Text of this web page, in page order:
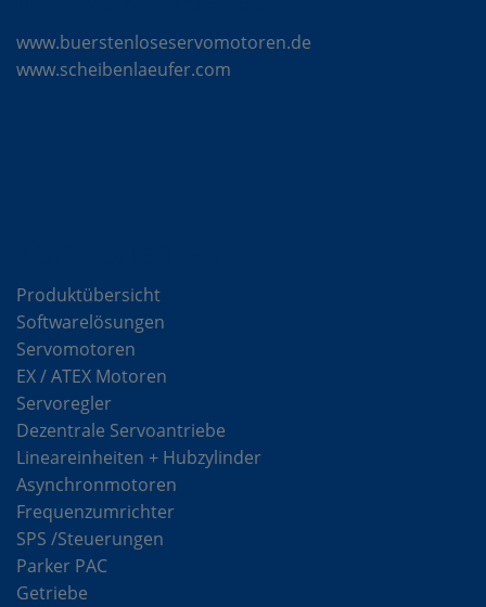
www.buerstenloseservomotoren.de
www.scheibenlaeufer.com
Produktübersicht
Softwarelösungen
Servomotoren
EX / ATEX Motoren
Servoregler
Dezentrale Servoantriebe
Lineareinheiten + Hubzylinder
Asynchronmotoren
Frequenzumrichter
SPS /Steuerungen
Parker PAC
Getriebe